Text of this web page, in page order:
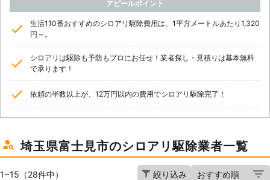
アピールポイント
生活110番おすすめのシロアリ駆除費用は、1平方メートルあたり1,320
円～。
シロアリは駆除も予防もプロにお任せ！業者探し・見積りは基本無料
で承ります！
依頼の半数以上が、12万円以内の費用でシロアリ駆除完了！
埼玉県富士見市のシロアリ駆除業者一覧
1~15（28件中） 絞り込み